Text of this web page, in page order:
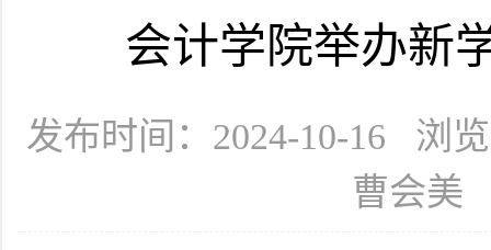
会计学院举办新
发布时间：2024-10-16 浏
曹会美